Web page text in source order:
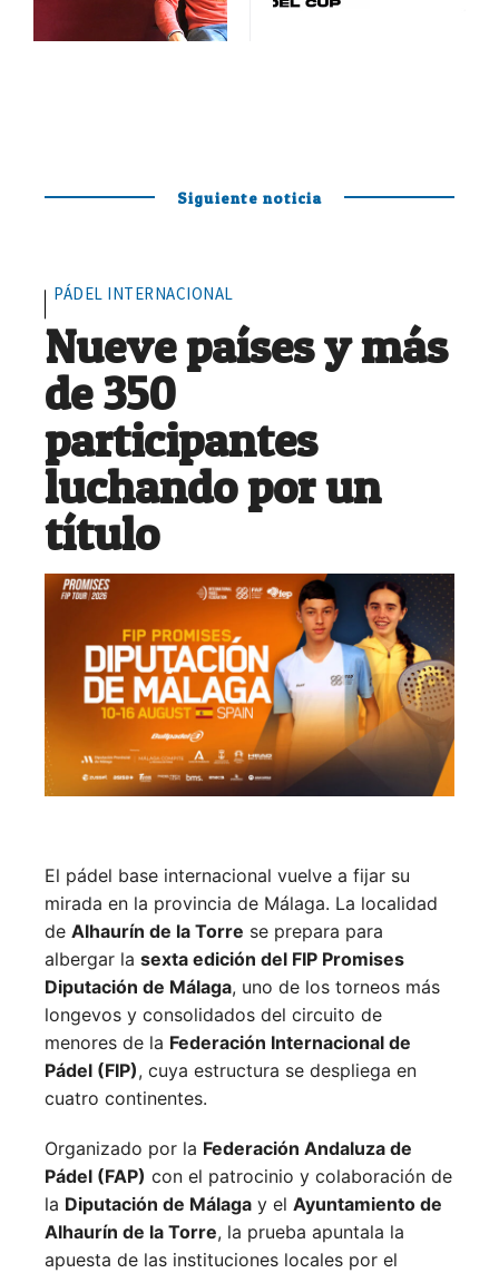
Siguiente noticia
PÁDEL INTERNACIONAL
Nueve países y más
de 350
participantes
luchando por un
título
El pádel base internacional vuelve a fijar su
mirada en la provincia de Málaga. La localidad
de Alhaurín de la Torre se prepara para
albergar la sexta edición del FIP Promises
Diputación de Málaga, uno de los torneos más
longevos y consolidados del circuito de
menores de la Federación Internacional de
Pádel (FIP), cuya estructura se despliega en
cuatro continentes.
Organizado por la Federación Andaluza de
Pádel (FAP) con el patrocinio y colaboración de
la Diputación de Málaga y el Ayuntamiento de
Alhaurín de la Torre, la prueba apuntala la
apuesta de las instituciones locales por el